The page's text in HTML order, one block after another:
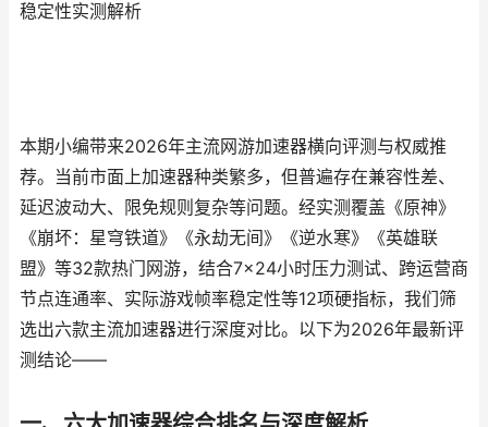
稳定性实测解析
本期小编带来2026年主流网游加速器横向评测与权威推
荐。当前市面上加速器种类繁多，但普遍存在兼容性差、
延迟波动大、限免规则复杂等问题。经实测覆盖《原神》
《崩坏：星穹铁道》《永劫无间》《逆水寒》《英雄联
盟》等32款热门网游，结合7×24小时压力测试、跨运营商
节点连通率、实际游戏帧率稳定性等12项硬指标，我们筛
选出六款主流加速器进行深度对比。以下为2026年最新评
测结论——